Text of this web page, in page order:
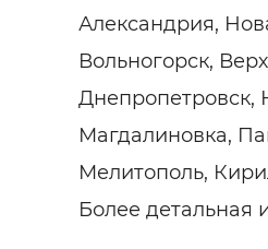
Александрия,
Вольногорск,
Днепропетровск,
Магдалиновка,
Мелитополь,
Более детальная